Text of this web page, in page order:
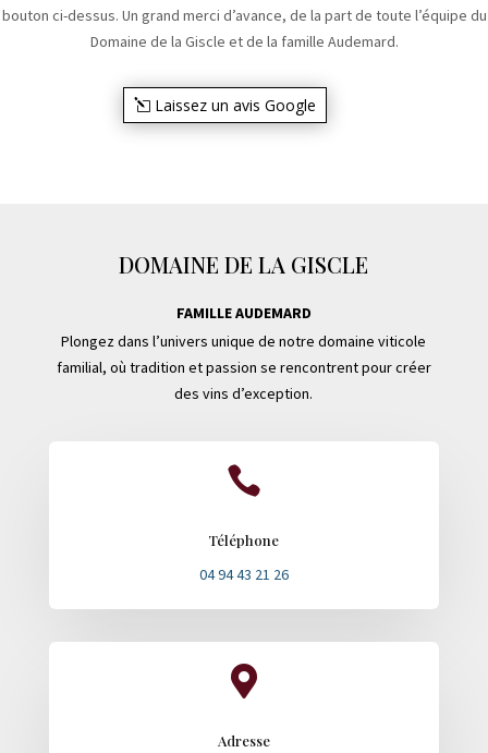
bouton ci-dessus. Un grand merci d’avance, de la part de toute l’équipe du
Domaine de la Giscle et de la famille Audemard.
Laissez un avis Google
DOMAINE DE LA GISCLE
FAMILLE AUDEMARD
Plongez dans l’univers unique de notre domaine viticole
familial, où tradition et passion se rencontrent pour créer
des vins d’exception.

Téléphone
04 94 43 21 26

Adresse